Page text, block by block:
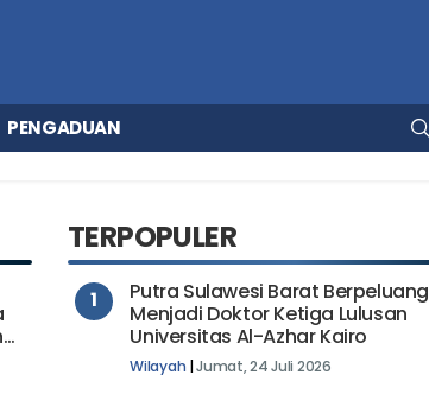
PENGADUAN
TERPOPULER
1
Putra Sulawesi Barat Berpeluang
Menjadi Doktor Ketiga Lulusan
Universitas Al-Azhar Kairo
Wilayah |Jumat, 24 Juli 2026